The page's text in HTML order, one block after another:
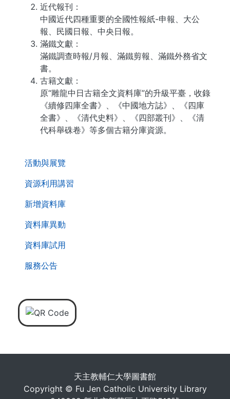
活動與展覽
資源利用講習
新增資料庫
資料庫異動
資料庫試用
服務公告
近代報刊：
中國近代四種重要的全國性報紙-申報、大公
報、民國日報、中央日報。
滿鐵文獻：
滿鐵調查時報/月報、滿鐵剪報、滿鐵外務省文
書。
古籍文獻：
原“雕龍中日古籍全文資料庫”的升級平臺，收錄
《續修四庫全書》、《中國地方誌》、《四庫
全書》、《清代史料》、《四部叢刊》、《清
代科舉硃卷》等多個古籍分庫資源。
天主教輔仁大學圖書館
Copyright © Fu Jen Catholic University Library